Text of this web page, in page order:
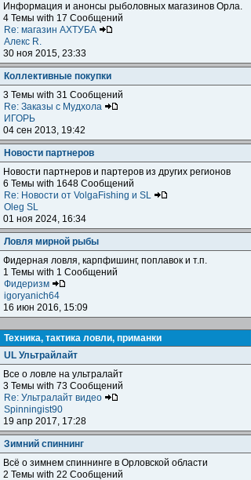
Информация и анонсы рыболовных магазинов Орла.
4 Темы with 17 Сообщений
Re: магазин АХТУБА
Алекс R.
30 ноя 2015, 23:33
Коллективные покупки
3 Темы with 31 Сообщений
Re: Заказы с Мудхола
ИГОРЬ
04 сен 2013, 19:42
Новости партнеров
Новости партнеров и партеров из других регионов
6 Темы with 1648 Сообщений
Re: Новости от VolgaFishing и SL
Oleg SL
01 ноя 2024, 16:34
Ловля мирной рыбы
Фидерная ловля, карпфишинг, поплавок и т.п.
1 Темы with 1 Сообщений
Фидеризм
igoryanich64
16 июн 2016, 15:09
Техника, тактика ловли, приманки
UL Ультрайлайт
Все о ловле на ультралайт
3 Темы with 73 Сообщений
Re: Ультралайт видео
Spinningist90
19 апр 2017, 17:28
Зимний спиннинг
Всё о зимнем спиннинге в Орловской области
2 Темы with 22 Сообщений